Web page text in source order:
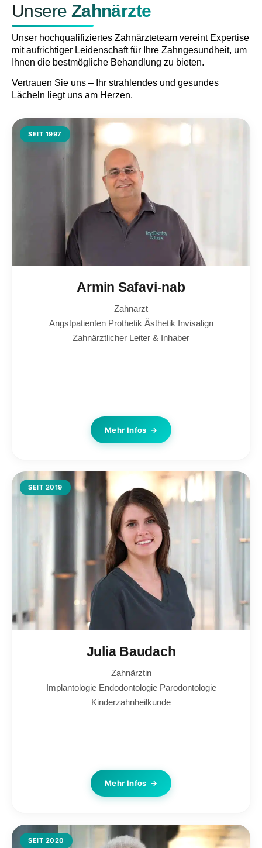
Unsere Zahnärzte
Unser hochqualifiziertes Zahnärzteteam vereint Expertise
mit aufrichtiger Leidenschaft für Ihre Zahngesundheit, um
Ihnen die bestmögliche Behandlung zu bieten.
Vertrauen Sie uns – Ihr strahlendes und gesundes
Lächeln liegt uns am Herzen.
Armin Safavi-nab
Zahnarzt
Angstpatienten Prothetik Ästhetik Invisalign
Zahnärztlicher Leiter & Inhaber
Mehr Infos
Julia Baudach
Zahnärztin
Implantologie Endodontologie Parodontologie
Kinderzahnheilkunde
Mehr Infos